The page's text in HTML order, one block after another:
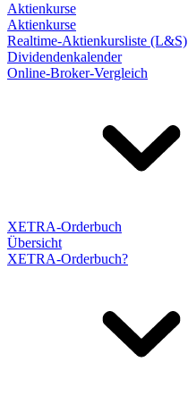
Aktienkurse
Aktienkurse
Realtime-Aktienkursliste (L&S)
Dividendenkalender
Online-Broker-Vergleich
XETRA-Orderbuch
Übersicht
XETRA-Orderbuch?